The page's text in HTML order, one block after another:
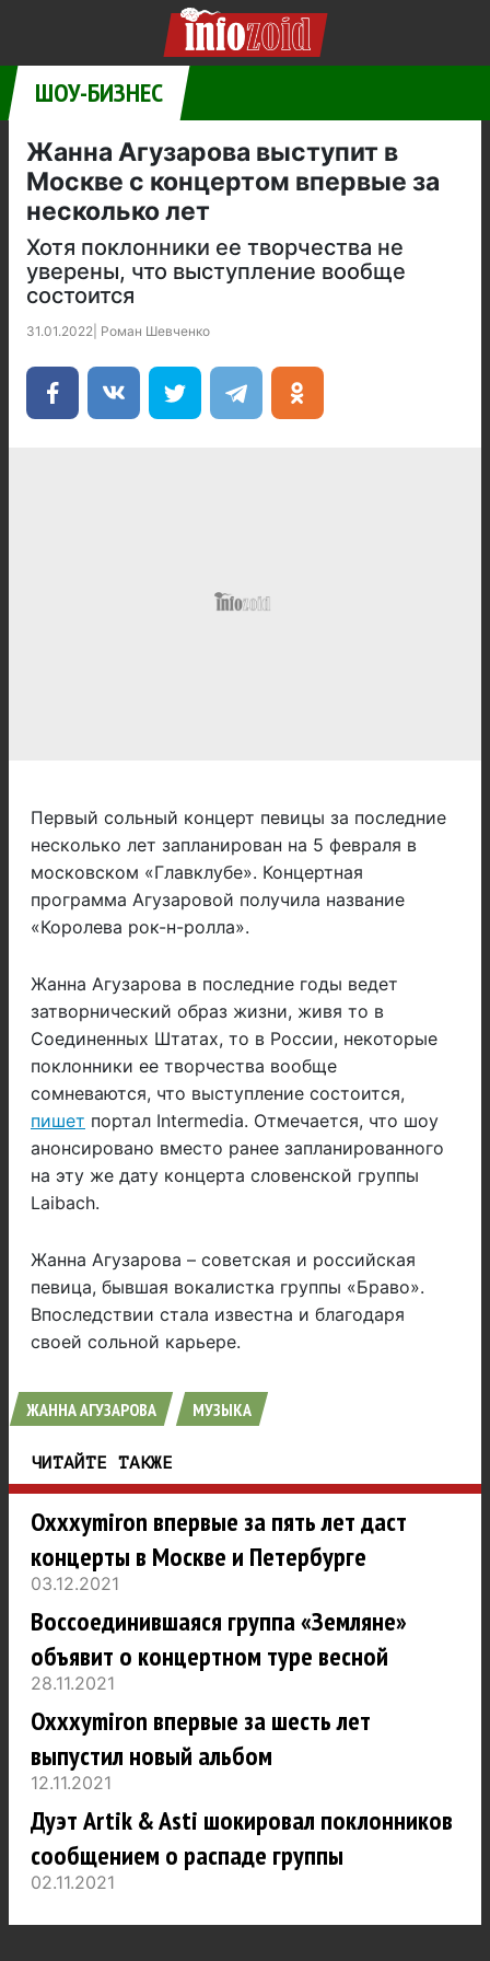
ШОУ-БИЗНЕС
Жанна Агузарова выступит в
Москве с концертом впервые за
несколько лет
Хотя поклонники ее творчества не
уверены, что выступление вообще
состоится
31.01.2022 Роман Шевченко
Первый сольный концерт певицы за последние
несколько лет запланирован на 5 февраля в
московском «Главклубе». Концертная
программа Агузаровой получила название
«Королева рок-н-ролла».
Жанна Агузарова в последние годы ведет
затворнический образ жизни, живя то в
Соединенных Штатах, то в России, некоторые
поклонники ее творчества вообще
сомневаются, что выступление состоится,
пишет портал Intermedia. Отмечается, что шоу
анонсировано вместо ранее запланированного
на эту же дату концерта словенской группы
Laibach.
Жанна Агузарова – советская и российская
певица, бывшая вокалистка группы «Браво».
Впоследствии стала известна и благодаря
своей сольной карьере.
ЖАННА АГУЗАРОВА МУЗЫКА
ЧИТАЙТЕ ТАКЖЕ
Oxxxymiron впервые за пять лет даст
концерты в Москве и Петербурге
03.12.2021
Воссоединившаяся группа «Земляне»
объявит о концертном туре весной
28.11.2021
Oxxxymiron впервые за шесть лет
выпустил новый альбом
12.11.2021
Дуэт Artik & Asti шокировал поклонников
сообщением о распаде группы
02.11.2021